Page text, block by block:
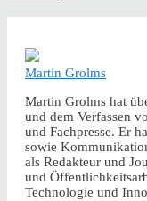
Martin Grolms
Martin Grolms hat
und dem Verfassen
und Fachpresse. Er
sowie
als Redakteur und
und
Technologie und